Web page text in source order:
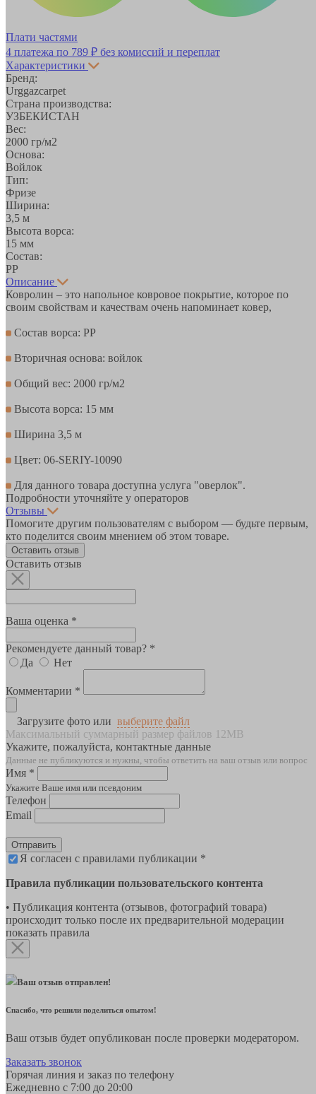
Плати частями
4 платежа по 789 ₽ без комиссий и переплат
Характеристики
Бренд:
Urggazcarpet
Страна производства:
УЗБЕКИСТАН
Вес:
2000 гр/м2
Основа:
Войлок
Тип:
Фризе
Ширина:
3,5 м
Высота ворса:
15 мм
Состав:
PP
Описание
Ковролин – это напольное ковровое покрытие, которое по
своим свойствам и качествам очень напоминает ковер,
Состав ворса: PР
Вторичная основа: войлок
Общий вес: 2000 гр/м2
Высота ворса: 15 мм
Ширина 3,5 м
Цвет: 06-SERIY-10090
Для данного товара доступна услуга "оверлок".
Подробности уточняйте у операторов
Отзывы
Помогите другим пользователям с выбором — будьте первым,
кто поделится своим мнением об этом товаре.
Оставить отзыв
Оставить отзыв
Ваша оценка *
Рекомендуете данный товар? *
Да
Нет
Комментарии *
Загрузите фото или выберите файл
Максимальный суммарный размер файлов 12MB
Укажите, пожалуйста, контактные данные
Данные не публикуются и нужны, чтобы ответить на ваш отзыв или вопрос
Имя *
Укажите Ваше имя или псевдоним
Телефон
Email
Отправить
Я согласен с правилами публикации *
Правила публикации пользовательского контента
• Публикация контента (отзывов, фотографий товара)
происходит только после их предварительной модерации
показать правила
Ваш отзыв отправлен!
Спасибо, что решили поделиться опытом!
Ваш отзыв будет опубликован после проверки модератором.
Заказать звонок
Горячая линия и заказ по телефону
Ежедневно с 7:00 до 20:00